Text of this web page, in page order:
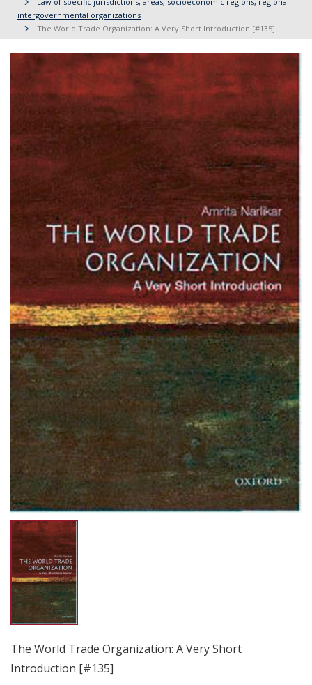
intergovernmental organizations
The World Trade Organization: A Very Short Introduction [#135]
The World Trade Organization: A Very Short
Introduction [#135]